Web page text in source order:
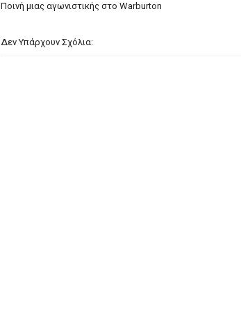
Ποινή μιας αγωνιστικής στο Warburton
Δεν Υπάρχουν Σχόλια: